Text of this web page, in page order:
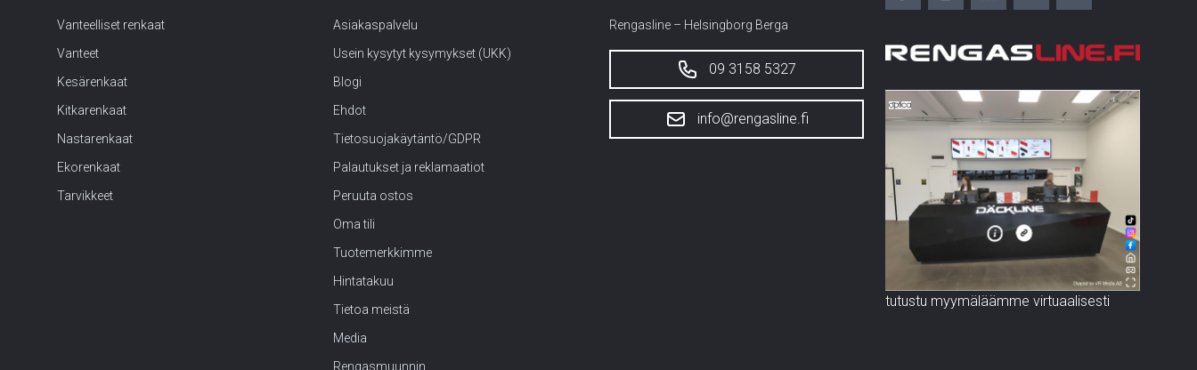
Vanteelliset renkaat
Vanteet
Kesärenkaat
Kitkarenkaat
Nastarenkaat
Ekorenkaat
Tarvikkeet
Asiakaspalvelu
Usein kysytyt kysymykset (UKK)
Blogi
Ehdot
Tietosuojakäytäntö/GDPR
Palautukset ja reklamaatiot
Peruuta ostos
Oma tili
Tuotemerkkimme
Hintatakuu
Tietoa meistä
Media
Rengasmuunnin
Rengasline – Helsingborg Berga
09 3158 5327
info@rengasline.fi
tutustu myymäläämme virtuaalisesti